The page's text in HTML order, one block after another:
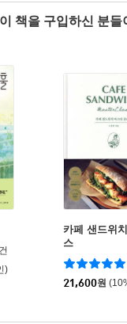
이 책을 구입하신 분
)
카페 샌드위
스
21,600원